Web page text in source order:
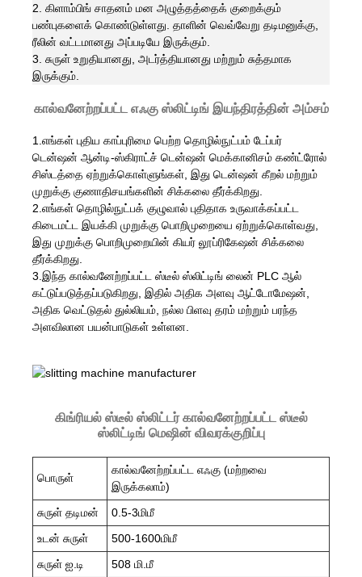
2. கிளாம்பிங் சாதனம் மன அழுத்தத்தைக் குறைக்கும்
பண்புகளைக் கொண்டுள்ளது. தாளின் வெவ்வேறு தடிமனுக்கு,
ரீலின் வட்டமானது அப்படியே இருக்கும்.
3. சுருள் உறுதியானது, அடர்த்தியானது மற்றும் சுத்தமாக
இருக்கும்.
கால்வனேற்றப்பட்ட எஃகு ஸ்லிட்டிங் இயந்திரத்தின் அம்சம்
1.எங்கள் புதிய காப்புரிமை பெற்ற தொழில்நுட்பம் டேப்பர்
டென்ஷன் ஆன்டி-ஸ்கிராட்ச் டென்ஷன் மெக்கானிசம் கண்ட்ரோல்
சிஸ்டத்தை ஏற்றுக்கொள்ளுங்கள், இது டென்ஷன் கீறல் மற்றும்
முறுக்கு குணாதிசயங்களின் சிக்கலை தீர்க்கிறது.
2.எங்கள் தொழில்நுட்பக் குழுவால் புதிதாக உருவாக்கப்பட்ட
கிடைமட்ட இயக்கி முறுக்கு பொறிமுறையை ஏற்றுக்கொள்வது,
இது முறுக்கு பொறிமுறையின் கியர் லூப்ரிகேஷன் சிக்கலை
தீர்க்கிறது.
3.இந்த கால்வனேற்றப்பட்ட ஸ்டீல் ஸ்லிட்டிங் லைன் PLC ஆல்
கட்டுப்படுத்தப்படுகிறது, இதில் அதிக அளவு ஆட்டோமேஷன்,
அதிக வெட்டுதல் துல்லியம், நல்ல பிளவு தரம் மற்றும் பரந்த
அளவிலான பயன்பாடுகள் உள்ளன.
கிங்ரியல் ஸ்டீல் ஸ்லிட்டர் கால்வனேற்றப்பட்ட ஸ்டீல்
ஸ்லிட்டிங் மெஷின் விவரக்குறிப்பு
பொருள்
கால்வனேற்றப்பட்ட எஃகு (மற்றவை
இருக்கலாம்)
சுருள் தடிமன்
0.5-3மிமீ
உடன் சுருள்
500-1600மிமீ
சுருள் ஐ.டி
508 மி.மீ